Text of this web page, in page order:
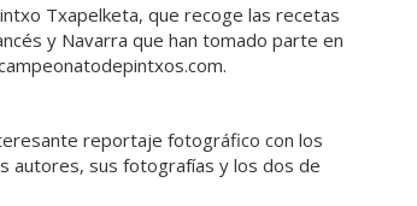
Txapelketa, que recoge las recetas
y Navarra que han tomado parte en
reportaje fotográfico con los
autores, sus fotografías y los dos de